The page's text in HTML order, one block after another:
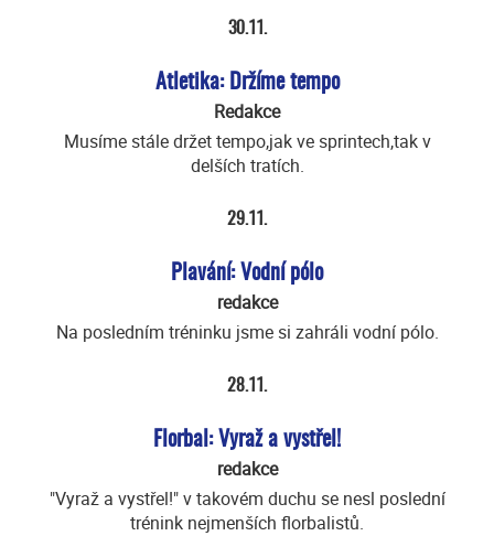
30.11.
Atletika: Držíme tempo
Redakce
Musíme stále držet tempo,jak ve sprintech,tak v
delších tratích.
29.11.
Plavání: Vodní pólo
redakce
Na posledním tréninku jsme si zahráli vodní pólo.
28.11.
Florbal: Vyraž a vystřel!
redakce
"Vyraž a vystřel!" v takovém duchu se nesl poslední
trénink nejmenších florbalistů.